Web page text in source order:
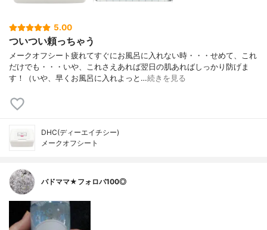
5.00
ついつい頼っちゃう
メークオフシート疲れてすぐにお風呂に入れない時・・・せめて、これ
だけでも・・・いや、これさえあれば翌日の肌あればしっかり防げま
す！（いや、早くお風呂に入れよっと…続きを見る
DHC(ディーエイチシー)
メークオフシート
バドママ★フォロバ100◎